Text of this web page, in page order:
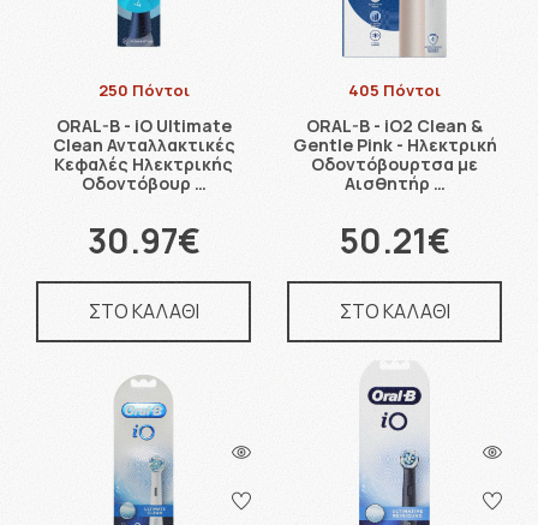
250 Πόντοι
ORAL-B - iO Ultimate
Clean Ανταλλακτικές
Κεφαλές Ηλεκτρικής
Οδοντόβουρ …
30.97€
ΣΤΟ ΚΑΛΑΘΙ
405 Πόντοι
ORAL-B - iO2 Clean &
Gentle Pink - Ηλεκτρική
Οδοντόβουρτσα με
Αισθητήρ …
50.21€
ΣΤΟ ΚΑΛΑΘΙ